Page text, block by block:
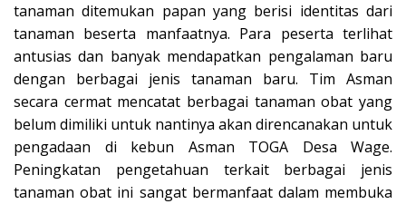
tanaman ditemukan papan yang berisi identitas dari
tanaman beserta manfaatnya. Para peserta terlihat
antusias dan banyak mendapatkan pengalaman baru
dengan berbagai jenis tanaman baru. Tim Asman
secara cermat mencatat berbagai tanaman obat yang
belum dimiliki untuk nantinya akan direncanakan untuk
pengadaan di kebun Asman TOGA Desa Wage.
Peningkatan pengetahuan terkait berbagai jenis
tanaman obat ini sangat bermanfaat dalam membuka